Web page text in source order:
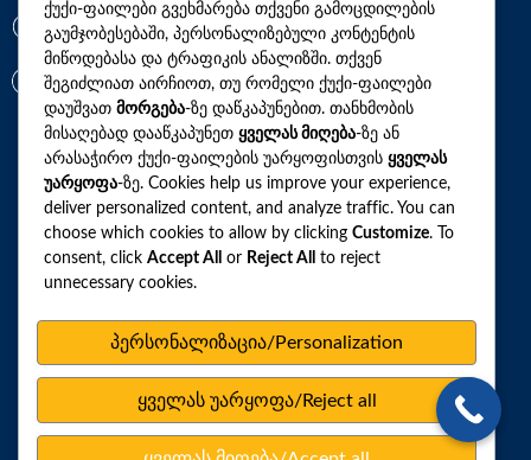
+(995)32 2 800 111
info@synevo.ge
2021 – 2026 © სინევო. ყველა უფლება დაცულია
ყველა ანალიზი
ჩვენი აქციები და პროფილები
როგორ მოვემზადოთ ტესტების ჩასაბარებლად
ლაბორატორიული ცენტრები
სარედაქციო პოლიტიკა
ვებსაიტის რუკა
ქუქი-ფაილები გვეხმარება თქვენი გამოცდილების
გაუმჯობესებაში, პერსონალიზებული კონტენტის
მიწოდებასა და ტრაფიკის ანალიზში. თქვენ
შეგიძლიათ აირჩიოთ, თუ რომელი ქუქი-ფაილები
დაუშვათ მორგება-ზე დაწკაპუნებით. თანხმობის
მისაღებად დააწკაპუნეთ ყველას მიღება-ზე ან
არასაჭირო ქუქი-ფაილების უარყოფისთვის ყველას
უარყოფა-ზე. Cookies help us improve your experience,
deliver personalized content, and analyze traffic. You can
choose which cookies to allow by clicking Customize. To
consent, click Accept All or Reject All
to reject
unnecessary cookies.
პერსონალიზაცია/Personalization
ყველას უარყოფა/Reject all